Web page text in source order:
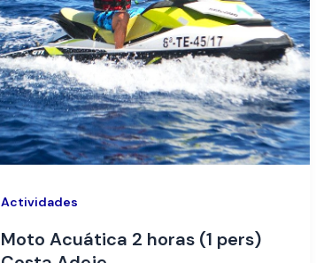
Actividades
Moto Acuática 2 horas (1 pers)